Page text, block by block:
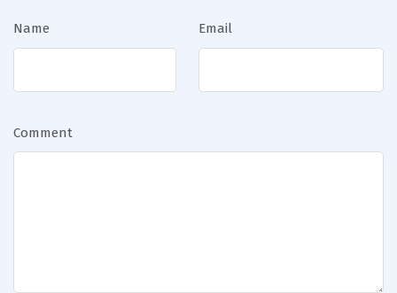
Name Email
Comment